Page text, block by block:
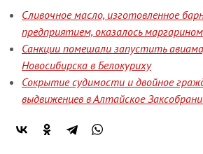
Сливочное масло, изготовленное
предприятием, оказалось маргарином
Санкции помешали запустить
Новосибирска в Белокуриху
Сокрытие судимости и двойное
выдвиженцев в Алтайское